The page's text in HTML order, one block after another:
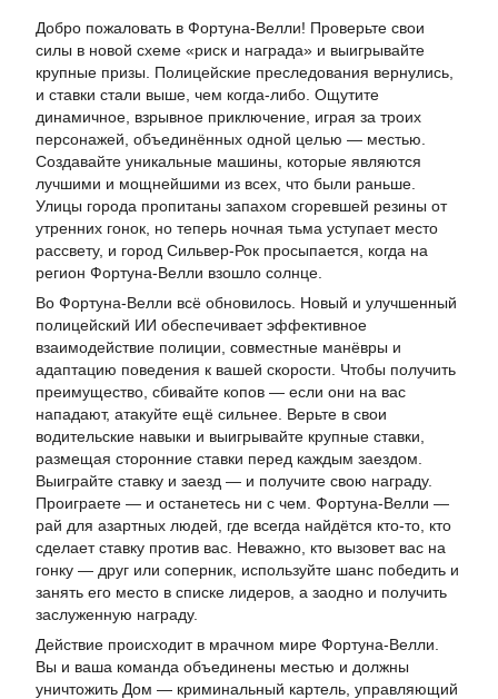
Добро пожаловать в Фортуна-Велли! Проверьте свои
силы в новой схеме «риск и награда» и выигрывайте
крупные призы. Полицейские преследования вернулись,
и ставки стали выше, чем когда-либо. Ощутите
динамичное, взрывное приключение, играя за троих
персонажей, объединённых одной целью — местью.
Создавайте уникальные машины, которые являются
лучшими и мощнейшими из всех, что были раньше.
Улицы города пропитаны запахом сгоревшей резины от
утренних гонок, но теперь ночная тьма уступает место
рассвету, и город Сильвер-Рок просыпается, когда на
регион Фортуна-Велли взошло солнце.
Во Фортуна-Велли всё обновилось. Новый и улучшенный
полицейский ИИ обеспечивает эффективное
взаимодействие полиции, совместные манёвры и
адаптацию поведения к вашей скорости. Чтобы получить
преимущество, сбивайте копов — если они на вас
нападают, атакуйте ещё сильнее. Верьте в свои
водительские навыки и выигрывайте крупные ставки,
размещая сторонние ставки перед каждым заездом.
Выиграйте ставку и заезд — и получите свою награду.
Проиграете — и останетесь ни с чем. Фортуна-Велли —
рай для азартных людей, где всегда найдётся кто-то, кто
сделает ставку против вас. Неважно, кто вызовет вас на
гонку — друг или соперник, используйте шанс победить и
занять его место в списке лидеров, а заодно и получить
заслуженную награду.
Действие происходит в мрачном мире Фортуна-Велли.
Вы и ваша команда объединены местью и должны
уничтожить Дом — криминальный картель, управляющий